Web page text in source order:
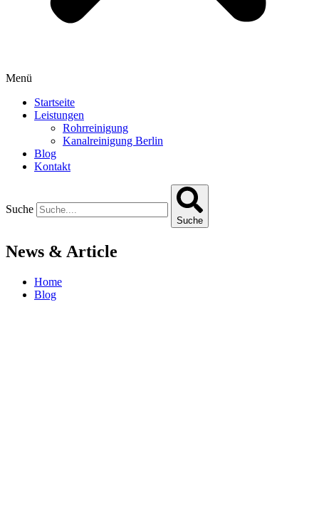
Menü
Startseite
Leistungen
Rohrreinigung
Kanalreinigung Berlin
Blog
Kontakt
Suche
Suche
News & Article
Home
Blog